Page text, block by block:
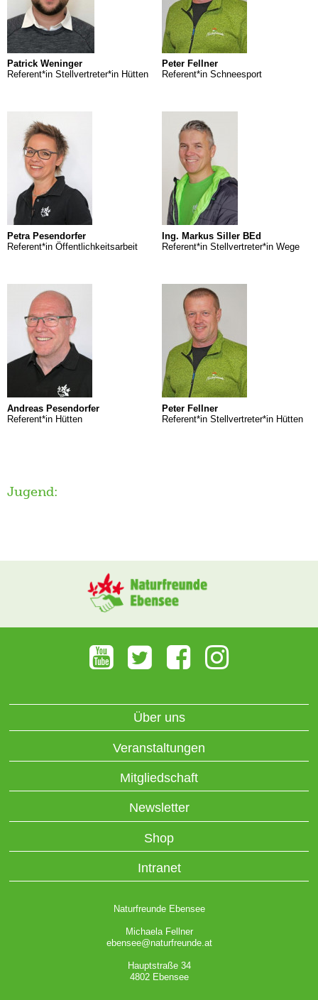
Patrick Weninger
Referent*in Stellvertreter*in Hütten
Peter Fellner
Referent*in Schneesport
Petra Pesendorfer
Referent*in Öffentlichkeitsarbeit
Ing. Markus Siller BEd
Referent*in Stellvertreter*in Wege
Andreas Pesendorfer
Referent*in Hütten
Peter Fellner
Referent*in Stellvertreter*in Hütten
Jugend:
Über uns
Veranstaltungen
Mitgliedschaft
Newsletter
Shop
Intranet
Naturfreunde Ebensee
Michaela Fellner
ebensee@naturfreunde.at
Hauptstraße 34
4802 Ebensee